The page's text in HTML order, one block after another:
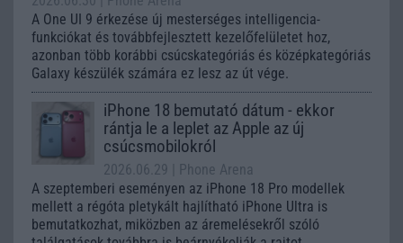
A One UI 9 érkezése új mesterséges intelligencia-
funkciókat és továbbfejlesztett kezelőfelületet hoz,
azonban több korábbi csúcskategóriás és középkategóriás
Galaxy készülék számára ez lesz az út vége.
iPhone 18 bemutató dátum - ekkor
rántja le a leplet az Apple az új
csúcsmobilokról
2026.06.29
| Phone Arena
A szeptemberi eseményen az iPhone 18 Pro modellek
mellett a régóta pletykált hajlítható iPhone Ultra is
bemutatkozhat, miközben az áremelésekről szóló